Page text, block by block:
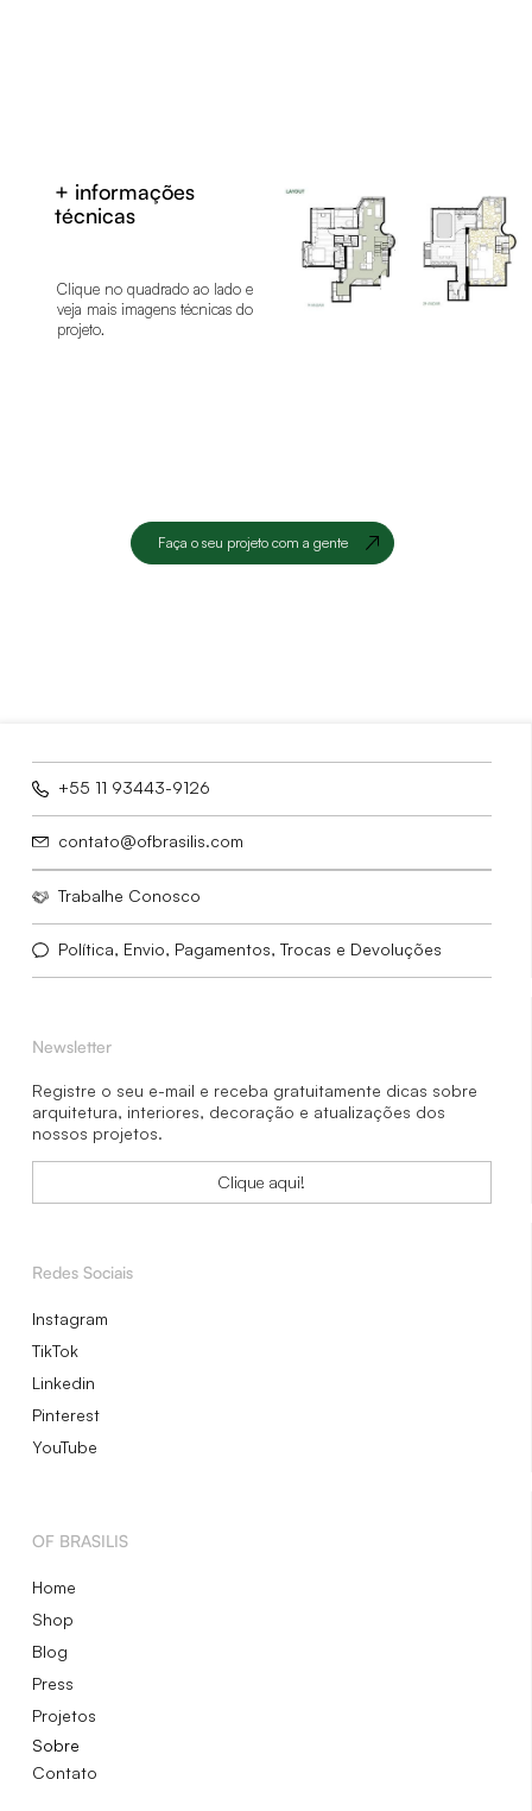
+ informações
técnicas
Clique no quadrado ao lado e
veja mais imagens técnicas do
projeto.
Faça o seu projeto com a gente
+55 11 93443-9126
contato@ofbrasilis.com
Trabalhe Conosco
Política, Envio, Pagamentos, Trocas e Devoluções
Newsletter
Registre o seu e-mail e receba gratuitamente dicas sobre
arquitetura, interiores, decoração e atualizações dos
nossos projetos.
Clique aqui!
Redes Sociais
Instagram
TikTok
Linkedin
Pinterest
YouTube
OF BRASILIS
Home
Shop
Blog
Press
Projetos
Sobre
Contato